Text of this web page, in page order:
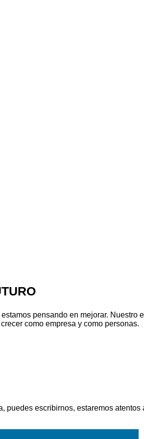
pensando en mejorar.
como empresa y como personas.
puedes escribirnos, estaremos atentos